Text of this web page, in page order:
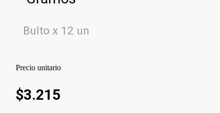
Bulto x 12 un
Precio unitario
$3.215